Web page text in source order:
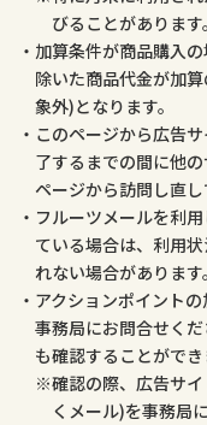
びることがあります。
加算条件が商品購入
除いた商品代金が加
象外)となります。
このページから広告
了するまでの間に他
ページから訪問し直し
フルーツメールを利
ている場合は、利用
れない場合があります。
アクションポイント
事務局にお問合せく
も確認することがで
確認の際、広告サ
くメール)を事務局